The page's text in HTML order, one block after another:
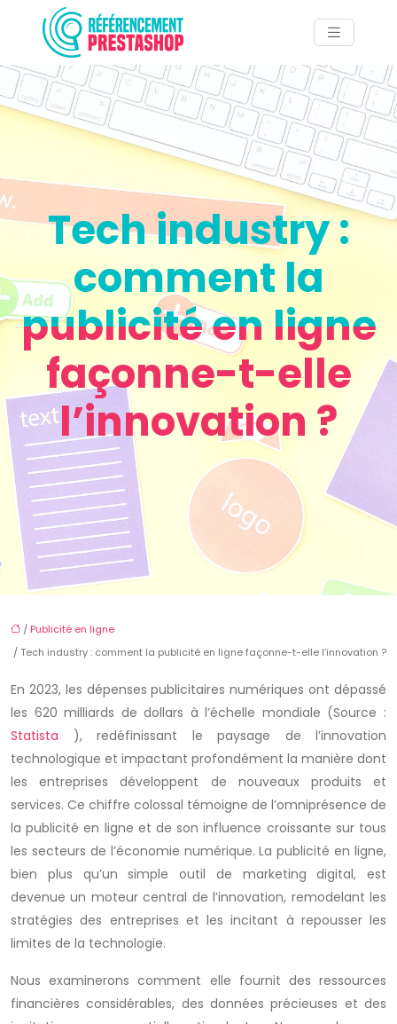
Tech industry :
comment la
publicité en ligne
façonne-t-elle
l’innovation ?
/ Publicité en ligne
/ Tech industry : comment la publicité en ligne façonne-t-elle l’innovation ?
En 2023, les dépenses publicitaires numériques ont dépassé
les 620 milliards de dollars à l’échelle mondiale (Source :
Statista ), redéfinissant le paysage de l’innovation
technologique et impactant profondément la manière dont
les entreprises développent de nouveaux produits et
services. Ce chiffre colossal témoigne de l’omniprésence de
la publicité en ligne et de son influence croissante sur tous
les secteurs de l’économie numérique. La publicité en ligne,
bien plus qu’un simple outil de marketing digital, est
devenue un moteur central de l’innovation, remodelant les
stratégies des entreprises et les incitant à repousser les
limites de la technologie.
Nous examinerons comment elle fournit des ressources
financières considérables, des données précieuses et des